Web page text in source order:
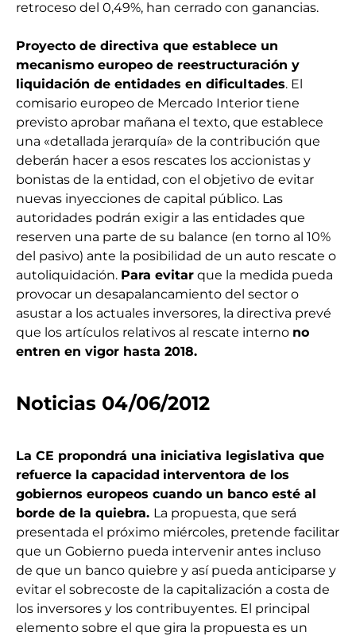
retroceso del 0,49%, han cerrado con ganancias.
Proyecto de directiva que establece un
mecanismo europeo de reestructuración y
liquidación de entidades en dificultades. El
comisario europeo de Mercado Interior tiene
previsto aprobar mañana el texto, que establece
una «detallada jerarquía» de la contribución que
deberán hacer a esos rescates los accionistas y
bonistas de la entidad, con el objetivo de evitar
nuevas inyecciones de capital público. Las
autoridades podrán exigir a las entidades que
reserven una parte de su balance (en torno al 10%
del pasivo) ante la posibilidad de un auto rescate o
autoliquidación. Para evitar que la medida pueda
provocar un desapalancamiento del sector o
asustar a los actuales inversores, la directiva prevé
que los artículos relativos al rescate interno no
entren en vigor hasta 2018.
Noticias 04/06/2012
La CE propondrá una iniciativa legislativa que
refuerce la capacidad interventora de los
gobiernos europeos cuando un banco esté al
borde de la quiebra. La propuesta, que será
presentada el próximo miércoles, pretende facilitar
que un Gobierno pueda intervenir antes incluso
de que un banco quiebre y así pueda anticiparse y
evitar el sobrecoste de la capitalización a costa de
los inversores y los contribuyentes. El principal
elemento sobre el que gira la propuesta es un